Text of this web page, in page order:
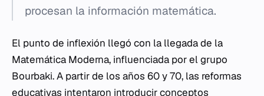
procesan la información matemática.
El punto de inflexión llegó con la llegada de la
Matemática Moderna, influenciada por el grupo
Bourbaki. A partir de los años 60 y 70, las reformas
educativas intentaron introducir conceptos